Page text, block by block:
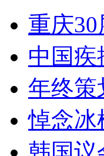
重庆
中国疾
年终策
悼念冰